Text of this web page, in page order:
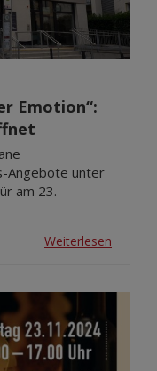
Emotion“:
Angebote unter
am 23.
Weiterlesen